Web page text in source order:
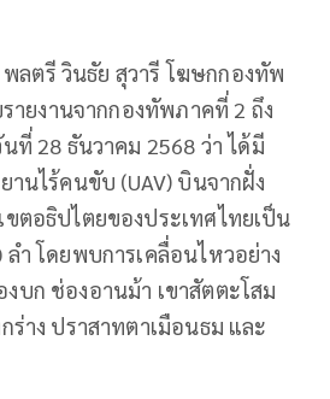
ลตรี วินธัย สุวารี โฆษกกองทัพ
ายงานจากกองทัพภาคที่ 2 ถึง
ที่ 28 ธันวาคม 2568 ว่า ได้มี
านไร้คนขับ (UAV) บินจากฝั่ง
ขตอธิปไตยของประเทศไทยเป็น
ำ โดยพบการเคลื่อนไหวอย่าง
ก ช่องอานม้า เขาสัตตะโสม
ร่าง ปราสาทตาเมือนธม และ